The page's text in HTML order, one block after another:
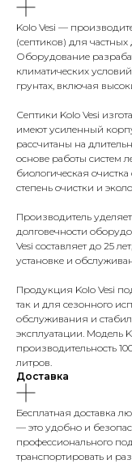
Kolo Vesi —
(септиков) для
Оборудование
климатических
грунтах, включая
Септики Kolo Vesi
имеют усиленный
рассчитаны на
основе работы систем
биологическая
степень очистки и
Производитель
долговечности
Vesi составляет до 25
установке и
Продукция Kolo Vesi
так и для сезонного
обслуживания и
эксплуатации. Модель
производительность
литров.
Доставка
Бесплатная доставка
— это удобно и
профессионального
транспортировать и